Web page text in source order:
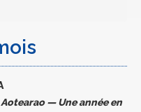
—Une année en